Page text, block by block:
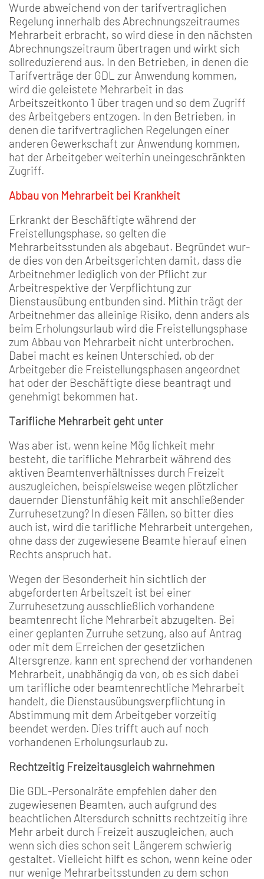
Wurde abweichend von der tarifvertraglichen
Regelung in­nerhalb des Abrechnungszeit­raumes
Mehrarbeit erbracht, so wird diese in den nächsten
Abrechnungszeitraum übertra­gen und wirkt sich
sollreduzie­rend aus. In den Betrieben, in denen die
Tarifverträge der GDL zur Anwendung kommen,
wird die geleistete Mehrarbeit in das
Arbeitszeitkonto 1 über­ tragen und so dem Zugriff
des Arbeitgebers entzogen. In den Betrieben, in
denen die tarif­vertraglichen Regelungen einer
anderen Gewerkschaft zur An­wendung kommen,
hat der Ar­beitgeber weiterhin uneingeschränkten
Zugriff.
Abbau von Mehrarbeit bei Krankheit
Erkrankt der Beschäftigte wäh­rend der
Freistellungsphase, so gelten die
Mehrarbeitsstunden als abgebaut. Begründet wur­
de dies von den Arbeitsgerich­ten damit, dass die
Arbeitneh­mer lediglich von der Pflicht zur
Arbeitrespektive der Verpflichtung zur
Dienstausübung entbunden sind. Mithin trägt der
Arbeitnehmer das alleinige Risiko, denn anders als
beim Erholungsurlaub wird die Frei­stellungsphase
zum Abbau von Mehrarbeit nicht unterbro­chen.
Dabei macht es keinen Unterschied, ob der
Arbeitge­ber die Freistellungsphasen angeordnet
hat oder der Be­schäftigte diese beantragt und
genehmigt bekommen hat.
Tarifliche Mehrarbeit geht unter
Was aber ist, wenn keine Mög­ lichkeit mehr
besteht, die tarif­liche Mehrarbeit während des
aktiven Beamtenverhältnisses durch Freizeit
auszugleichen, beispielsweise wegen plötzli­cher
dauernder Dienstunfähig­ keit mit anschließender
Zurru­hesetzung? In diesen Fällen, so bitter dies
auch ist, wird die ta­rifliche Mehrarbeit untergehen,
ohne dass der zugewiesene Beamte hierauf einen
Rechts­ anspruch hat.
Wegen der Besonderheit hin­ sichtlich der
abgeforderten Arbeitszeit ist bei einer
Zurruhesetzung ausschließlich vorhandene
beamtenrecht­ liche Mehrarbeit abzugelten. Bei
einer geplanten Zurruhe­ setzung, also auf Antrag
oder mit dem Erreichen der gesetz­lichen
Altersgrenze, kann ent­ sprechend der vorhandenen
Mehrarbeit, unabhängig da­ von, ob es sich dabei
um tarif­liche oder beamtenrechtliche Mehrarbeit
handelt, die Dienstausübungsverpflichtung in
Abstimmung mit dem Arbeitgeber vorzeitig
beendet werden. Dies trifft auch auf noch
vorhandenen Erholungs­urlaub zu.
Rechtzeitig Freizeitausgleich wahrnehmen
Die GDL­-Personalräte empfeh­len daher den
zugewiesenen Beamten, auch aufgrund des
beachtlichen Altersdurch­ schnitts rechtzeitig ihre
Mehr­ arbeit durch Freizeit auszugleichen, auch
wenn sich dies schon seit Längerem schwierig
gestaltet. Vielleicht hilft es schon, wenn keine oder
nur wenige Mehrarbeitsstunden zu dem schon